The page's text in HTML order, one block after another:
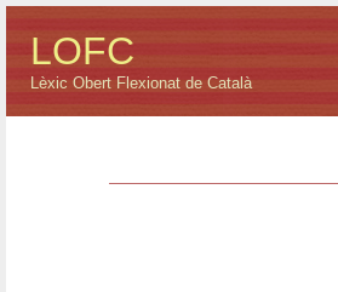
LOFC
Lèxic Obert Flexionat de Català